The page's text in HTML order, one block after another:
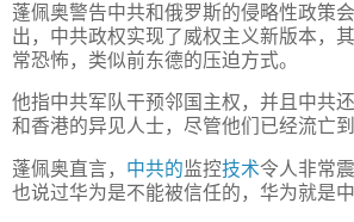
蓬佩奥警告中共和俄罗斯的侵略性政策
出，中共政权实现了威权主义新版本，
常恐怖，类似前东德的压迫方式。
他指中共军队干预邻国主权，并且中共
和香港的异见人士，尽管他们已经流亡
蓬佩奥直言， 中共的监控技术令人非常
也说过华为是不能被信任的，华为就是中